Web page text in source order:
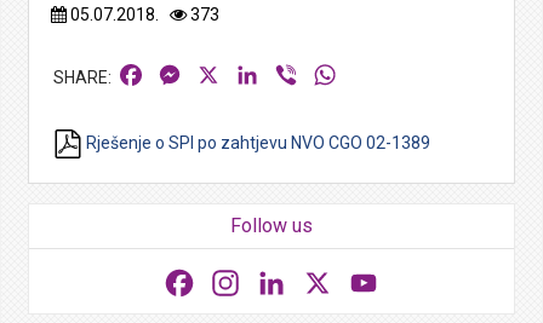
05.07.2018. 373
FacebookMessengerLinkedIn
Viber
Rješenje o SPI po zahtjevu NVO CGO 02-1389
Follow us
FacebookInstagramLinkedIn